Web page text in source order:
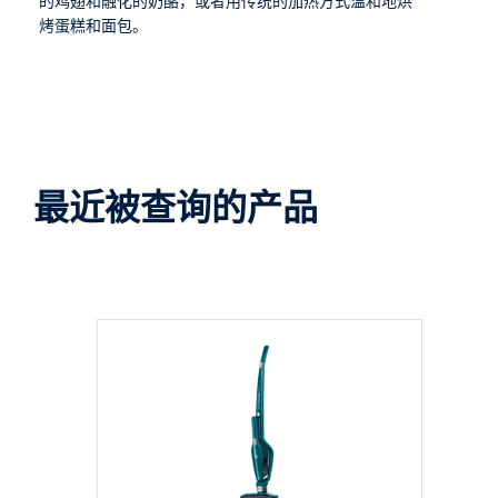
烤蛋糕和面包。
最近被查询的产品